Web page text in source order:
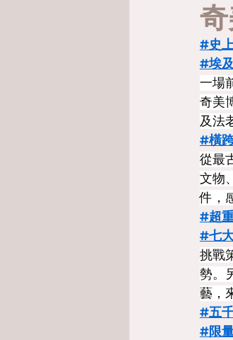
#史
#埃
一場
奇美
及法
#橫
從最
文物
件，
#超
#七
挑戰
勢。
藝，
#五
#限